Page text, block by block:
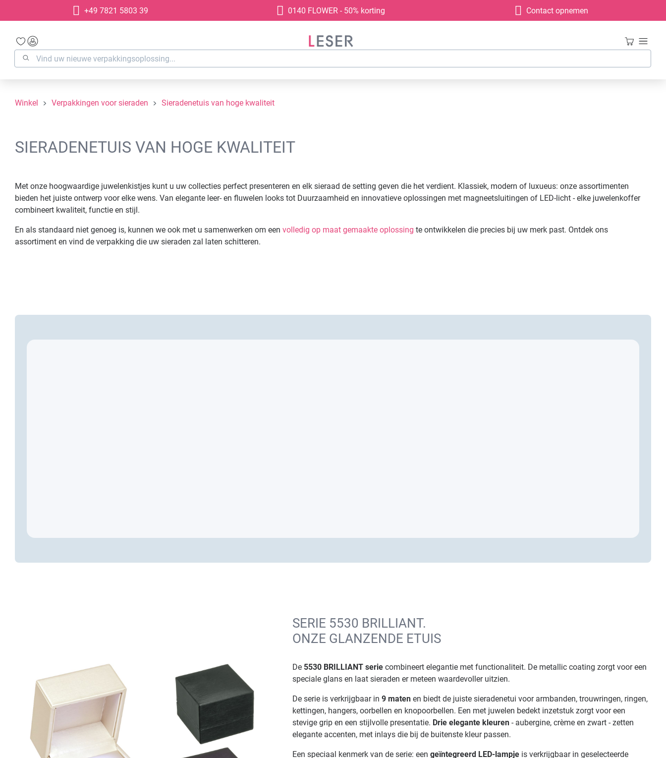
Ga naar de hoofdnavigatie
+49 7821 5803 39 0140 FLOWER - 50% korting Contact opnemen
Winkel Verpakkingen voor sieraden Sieradenetuis van hoge kwaliteit
SIERADENETUIS VAN HOGE KWALITEIT
Met onze hoogwaardige juwelenkistjes kunt u uw collecties perfect presenteren en elk sieraad de setting geven die het verdient. Klassiek, modern of luxueus: onze assortimenten
bieden het juiste ontwerp voor elke wens. Van elegante leer- en fluwelen looks tot Duurzaamheid en innovatieve oplossingen met magneetsluitingen of LED-licht - elke juwelenkoffer
combineert kwaliteit, functie en stijl.
En als standaard niet genoeg is, kunnen we ook met u samenwerken om een volledig op maat gemaakte oplossing te ontwikkelen die precies bij uw merk past. Ontdek ons
assortiment en vind de verpakking die uw sieraden zal laten schitteren.
SERIE 5530 BRILLIANT.
ONZE GLANZENDE ETUIS
De 5530 BRILLIANT serie combineert elegantie met functionaliteit. De metallic coating zorgt voor een
speciale glans en laat sieraden er meteen waardevoller uitzien.
De serie is verkrijgbaar in 9 maten en biedt de juiste sieradenetui voor armbanden, trouwringen, ringen,
kettingen, hangers, oorbellen en knopoorbellen. Een met juwelen bedekt inzetstuk zorgt voor een
stevige grip en een stijlvolle presentatie. Drie elegante kleuren - aubergine, crème en zwart - zetten
elegante accenten, met inlays die bij de buitenste kleur passen.
Een speciaal kenmerk van de serie: een geïntegreerd LED-lampje is verkrijgbaar in geselecteerde